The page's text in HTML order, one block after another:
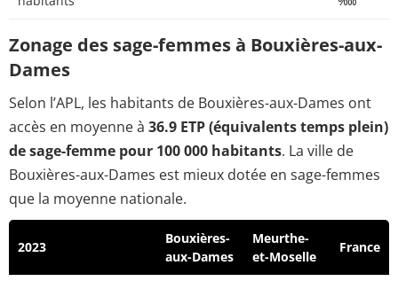
Zonage des sage-femmes à Bouxières-aux-
Dames
Selon l’APL, les habitants de Bouxières-aux-Dames ont
accès en moyenne à 36.9 ETP (équivalents temps plein)
de sage-femme pour 100 000 habitants. La ville de
Bouxières-aux-Dames est mieux dotée en sage-femmes
que la moyenne nationale.
2023
Bouxières-
aux-Dames
Meurthe-
et-Moselle
France